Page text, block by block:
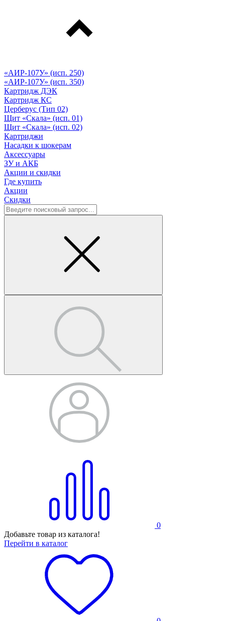
«АИР-107У» (исп. 250)
«АИР-107У» (исп. 350)
Картридж ДЭК
Картридж КС
Церберус (Тип 02)
Щит «Скала» (исп. 01)
Щит «Скала» (исп. 02)
Картриджи
Насадки к шокерам
Аксессуары
ЗУ и АКБ
Акции и скидки
Где купить
Акции
Скидки
0
Добавьте товар из каталога!
Перейти в каталог